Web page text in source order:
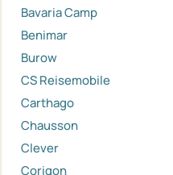
Bavaria Camp
Benimar
Burow
CS Reisemobile
Carthago
Chausson
Clever
Corigon